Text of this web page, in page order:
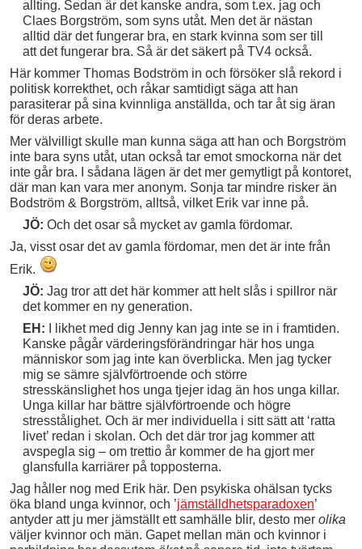
allting. Sedan är det kanske andra, som t.ex. jag och
Claes Borgström, som syns utåt. Men det är nästan
alltid där det fungerar bra, en stark kvinna som ser till
att det fungerar bra. Så är det säkert på TV4 också.
Här kommer Thomas Bodström in och försöker slå rekord i
politisk korrekthet, och råkar samtidigt säga att han
parasiterar på sina kvinnliga anställda, och tar åt sig äran
för deras arbete.
Mer välvilligt skulle man kunna säga att han och Borgström
inte bara syns utåt, utan också tar emot smockorna när det
inte går bra. I sådana lägen är det mer gemytligt på kontoret,
där man kan vara mer anonym. Sonja tar mindre risker än
Bodström & Borgström, alltså, vilket Erik var inne på.
JÖ: Och det osar så mycket av gamla fördomar.
Ja, visst osar det av gamla fördomar, men det är inte från
Erik.
JÖ: Jag tror att det här kommer att helt slås i spillror när
det kommer en ny generation.
EH: I likhet med dig Jenny kan jag inte se in i framtiden.
Kanske pågår värderingsförändringar här hos unga
människor som jag inte kan överblicka. Men jag tycker
mig se sämre självförtroende och större
stresskänslighet hos unga tjejer idag än hos unga killar.
Unga killar har bättre självförtroende och högre
stresstålighet. Och är mer individuella i sitt sätt att ‘ratta
livet’ redan i skolan. Och det där tror jag kommer att
avspegla sig – om trettio år kommer de ha gjort mer
glansfulla karriärer på topposterna.
Jag håller nog med Erik här. Den psykiska ohälsan tycks
öka bland unga kvinnor, och ’jämställdhetsparadoxen’
antyder att ju mer jämställt ett samhälle blir, desto mer olika
väljer kvinnor och män. Gapet mellan män och kvinnor i